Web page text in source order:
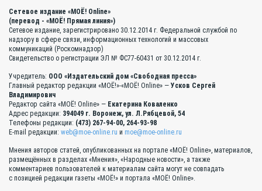
Сетевое издание «МОЁ! Online»
(перевод - «МОЁ! Прямая линия»)
Сетевое издание, зарегистрировано 30.12.2014 г. Федеральной службой по
надзору в сфере связи, информационных технологий и массовых
коммуникаций (Роскомнадзор)
Свидетельство о регистрации ЭЛ № ФС77-60431 от 30.12.2014 г.
Учредитель: ООО «Издательский дом «Свободная пресса»
Главный редактор редакции «МОЁ!»-«МОЁ! Online» — Усков Сергей
Владимирович
Редактор сайта «МОЁ! Online» — Екатерина Коваленко
Адрес редакции: 394049 г. Воронеж, ул. Л.Рябцевой, 54
Телефоны редакции: (473) 267-94-00, 264-93-98
E-mail редакции: web@moe-online.ru и moe@moe-online.ru
Мнения авторов статей, опубликованных на портале «МОЁ! Online», материалов,
размещённых в разделах «Мнения», «Народные новости», а также
комментариев пользователей к материалам сайта могут не совпадать
с позицией редакции газеты «МОЁ!» и портала «МОЁ! Online».